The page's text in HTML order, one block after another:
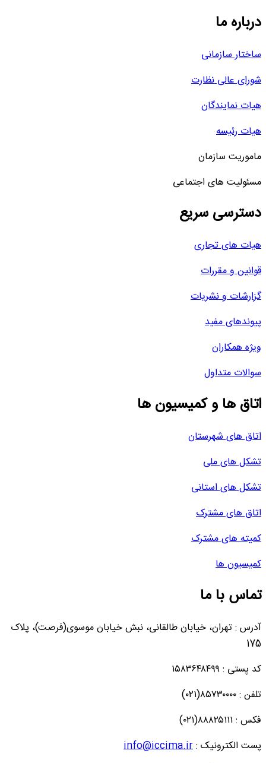
درباره ما
ساختار سازمانی
شورای عالی نظارت
هیات نمایندگان
هیات رئیسه
ماموریت سازمان
مسئولیت های اجتماعی
دسترسی سریع
هیات های تجاری
قوانین و مقررات
گزارشات و نشریات
پیوندهای مفید
ویژه همکاران
سوالات متداول
اتاق ها و کمیسیون ها
اتاق های شهرستان
تشکل های ملی
تشکل های استانی
اتاق های مشترک
کمیته های مشترک
کمیسیون ها
تماس با ما
آدرس : تهران، خیابان طالقانی، نبش خیابان موسوی(فرصت)، پلاک
175
کد پستی : ۱۵۸۳۶۴۸۴۹۹
تلفن : ۸۵۷۳۰۰۰۰(۰۲۱)
فکس : ۸۸۸۲۵۱۱۱(۰۲۱)
پست الکترونیک :info@iccima.ir